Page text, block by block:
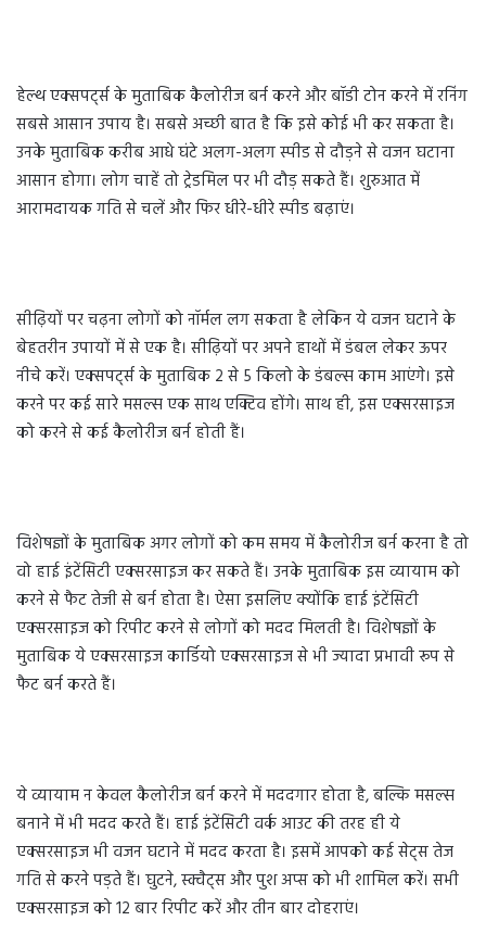
हेल्थ एक्सपर्ट्स के मुताबिक कैलोरीज बर्न करने और बॉडी टोन करने में रनिंग
सबसे आसान उपाय है। सबसे अच्छी बात है कि इसे कोई भी कर सकता है।
उनके मुताबिक करीब आधे घंटे अलग-अलग स्पीड से दौड़ने से वजन घटाना
आसान होगा। लोग चाहें तो ट्रेडमिल पर भी दौड़ सकते हैं। शुरुआत में
आरामदायक गति से चलें और फिर धीरे-धीरे स्पीड बढ़ाएं।
सीढ़ियों पर चढ़ना लोगों को नॉर्मल लग सकता है लेकिन ये वजन घटाने के
बेहतरीन उपायों में से एक है। सीढ़ियों पर अपने हाथों में डंबल लेकर ऊपर
नीचे करें। एक्सपर्ट्स के मुताबिक 2 से 5 किलो के डंबल्स काम आएंगे। इसे
करने पर कई सारे मसल्स एक साथ एक्टिव होंगे। साथ ही, इस एक्सरसाइज
को करने से कई कैलोरीज बर्न होती हैं।
विशेषज्ञों के मुताबिक अगर लोगों को कम समय में कैलोरीज बर्न करना है तो
वो हाई इंटेंसिटी एक्सरसाइज कर सकते हैं। उनके मुताबिक इस व्यायाम को
करने से फैट तेजी से बर्न होता है। ऐसा इसलिए क्योंकि हाई इंटेंसिटी
एक्सरसाइज को रिपीट करने से लोगों को मदद मिलती है। विशेषज्ञों के
मुताबिक ये एक्सरसाइज कार्डियो एक्सरसाइज से भी ज्यादा प्रभावी रूप से
फैट बर्न करते हैं।
ये व्यायाम न केवल कैलोरीज बर्न करने में मददगार होता है, बल्कि मसल्स
बनाने में भी मदद करते हैं। हाई इंटेंसिटी वर्क आउट की तरह ही ये
एक्सरसाइज भी वजन घटाने में मदद करता है। इसमें आपको कई सेट्स तेज
गति से करने पड़ते हैं। घुटने, स्क्वैट्स और पुश अप्स को भी शामिल करें। सभी
एक्सरसाइज को 12 बार रिपीट करें और तीन बार दोहराएं।